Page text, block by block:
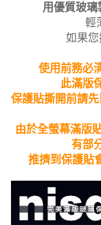
用優質玻
輕
如果
使用前務必
此滿版
保護貼撕開前請
由於全螢幕滿版
有部
推擠到保護貼